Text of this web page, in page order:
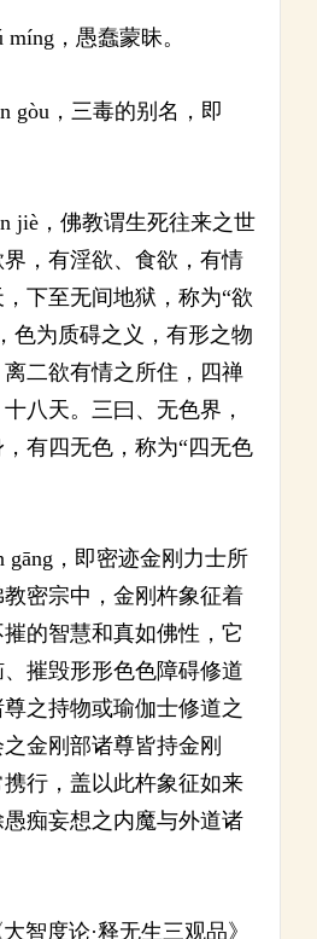
，愚蠢蒙昧。
gòu，三毒的别名，即
jiè，佛教谓生死往来之世
，有淫欲、食欲，有情
下至无间地狱，称为“欲
色为质碍之义，有形之物
二欲有情之所住，四禅
八天。三曰、无色界，
有四无色，称为“四无色
gāng，即密迹金刚力士所
密宗中，金刚杵象征着
的智慧和真如佛性，它
摧毁形形色色障碍修道
之持物或瑜伽士修道之
金刚部诸尊皆持金刚
行，盖以此杵象征如来
痴妄想之内魔与外道诸
智度论·释无生三观品》